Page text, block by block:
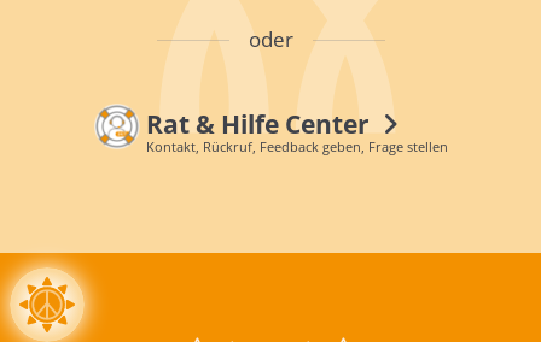
oder
Rat & Hilfe Center
Kontakt, Rückruf, Feedback geben, Frage stellen